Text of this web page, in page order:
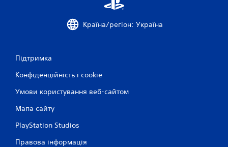
Країна/регіон: Україна
Підтримка
Конфіденційність і cookie
Умови користування веб-сайтом
Мапа сайту
PlayStation Studios
Правова інформація